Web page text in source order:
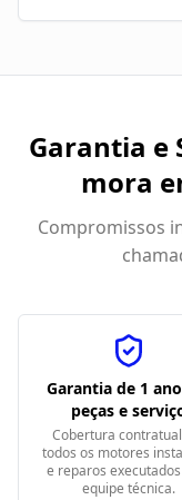
Garantia e
mora
Compromissos
Garantia de 1
peças e
Cobertura
todos os motores
e reparos
equipe técnica.